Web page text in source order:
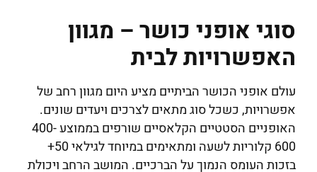
סוגי אופני כושר – מגוון
האפשרויות לבית
עולם אופני הכושר הביתיים מציע היום מגוון רחב של
אפשרויות, כשכל סוג מתאים לצרכים ויעדים שונים.
האופניים הסטטיים הקלאסיים שורפים בממוצע 400-
600 קלוריות לשעה ומתאימים במיוחד לגילאי 50+
בזכות העומס הנמוך על הברכיים. המושב הרחב ויכולת